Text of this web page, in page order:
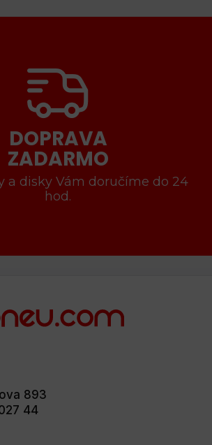
DOPRAVA
ZADARMO
a disky Vám doručíme do 24
hod.
893
44